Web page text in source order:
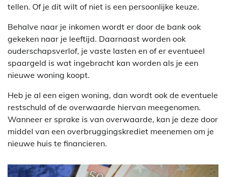
tellen. Of je dit wilt of niet is een persoonlijke keuze.
Behalve naar je inkomen wordt er door de bank ook
gekeken naar je leeftijd. Daarnaast worden ook
ouderschapsverlof, je vaste lasten en of er eventueel
spaargeld is wat ingebracht kan worden als je een
nieuwe woning koopt.
Heb je al een eigen woning, dan wordt ook de eventuele
restschuld of de overwaarde hiervan meegenomen.
Wanneer er sprake is van overwaarde, kan je deze door
middel van een overbruggingskrediet meenemen om je
nieuwe huis te financieren.